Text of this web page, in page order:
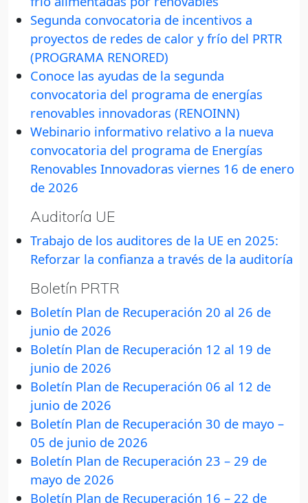
Segunda convocatoria de incentivos a
proyectos de redes de calor y frío del PRTR
(PROGRAMA RENORED)
Conoce las ayudas de la segunda
convocatoria del programa de energías
renovables innovadoras (RENOINN)
Webinario informativo relativo a la nueva
convocatoria del programa de Energías
Renovables Innovadoras viernes 16 de enero
de 2026
Auditoría UE
Trabajo de los auditores de la UE en 2025:
Reforzar la confianza a través de la auditoría
Boletín PRTR
Boletín Plan de Recuperación 20 al 26 de
junio de 2026
Boletín Plan de Recuperación 12 al 19 de
junio de 2026
Boletín Plan de Recuperación 06 al 12 de
junio de 2026
Boletín Plan de Recuperación 30 de mayo –
05 de junio de 2026
Boletín Plan de Recuperación 23 – 29 de
mayo de 2026
Boletín Plan de Recuperación 16 – 22 de